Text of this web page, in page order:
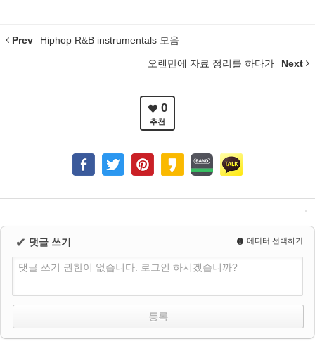
Prev Hiphop R&B instrumentals 모음
오랜만에 자료 정리를 하다가 Next
0
추천
✔ 댓글 쓰기 에디터 선택하기
댓글 쓰기 권한이 없습니다. 로그인 하시겠습니까?